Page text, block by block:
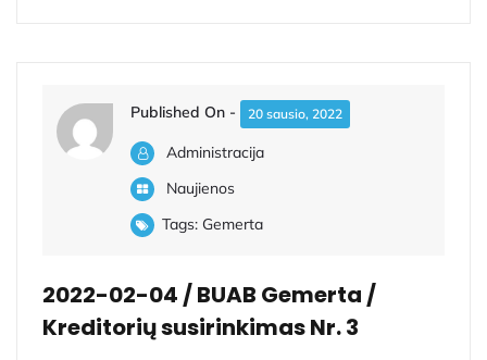
Published On - 20 sausio, 2022
Administracija
Naujienos
Tags: Gemerta
2022-02-04 / BUAB Gemerta /
Kreditorių susirinkimas Nr. 3